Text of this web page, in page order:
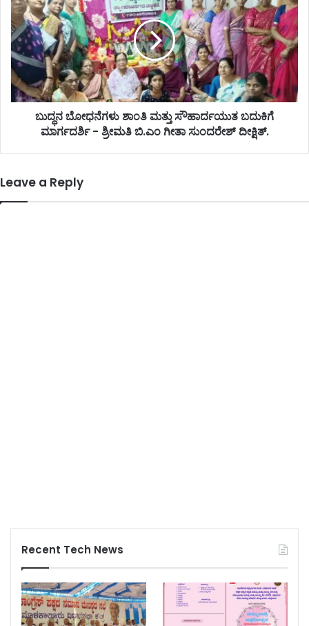
ಬುದ್ಧನ ಬೋಧನೆಗಳು ಶಾಂತಿ ಮತ್ತು ಸೌಹಾರ್ದಯುತ ಬದುಕಿಗೆ
ಮಾರ್ಗದರ್ಶಿ - ಶ್ರೀಮತಿ ಬಿ.ಎಂ ಗೀತಾ ಸುಂದರೇಶ್ ದೀಕ್ಷಿತ್.
Leave a Reply
Recent Tech News